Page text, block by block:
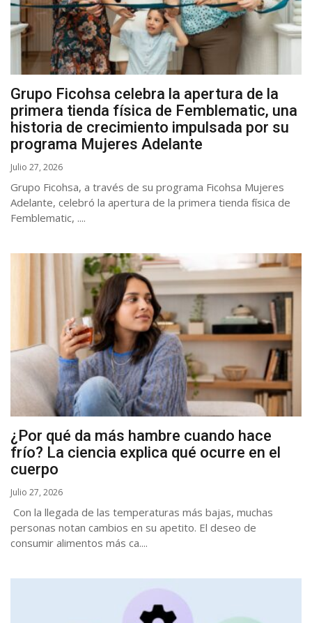
Grupo Ficohsa celebra la apertura de la
primera tienda física de Femblematic, una
historia de crecimiento impulsada por su
programa Mujeres Adelante
Julio 27, 2026
Grupo Ficohsa, a través de su programa Ficohsa Mujeres
Adelante, celebró la apertura de la primera tienda física de
Femblematic, ....
¿Por qué da más hambre cuando hace
frío? La ciencia explica qué ocurre en el
cuerpo
Julio 27, 2026
Con la llegada de las temperaturas más bajas, muchas
personas notan cambios en su apetito. El deseo de
consumir alimentos más ca....